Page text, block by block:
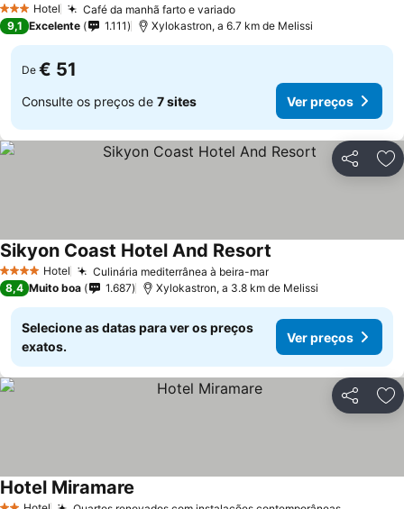
3 EstrelasHotel Café da manhã farto e variado
9,1 Excelente 1.111 Xylokastron, a 6.7 km de Melissi
De € 51
Consulte os preços de 7 sites Ver preços
Partilhar
4 EstrelasHotel Culinária mediterrânea à beira-mar
Sikyon Coast Hotel And Resort
8,4 Muito boa 1.687 Xylokastron, a 3.8 km de Melissi
Selecione as datas para ver os preços
exatos.
Ver preços
Partilhar
Hotel Miramare